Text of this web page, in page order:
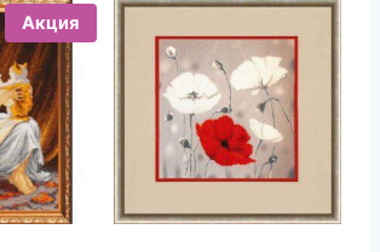
Акция